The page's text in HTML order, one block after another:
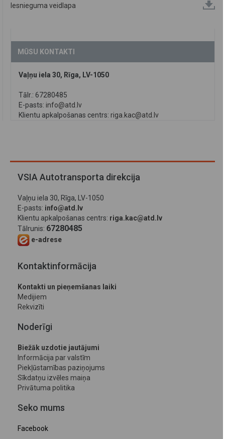
Iesnieguma veidlapa
MŪSU KONTAKTI
Vaļņu iela 30, Rīga, LV-1050
Tālr.: 67280485
E-pasts: info@atd.lv
Klientu apkalpošanas centrs: riga.kac@atd.lv
VSIA Autotransporta direkcija
Vaļņu iela 30, Rīga, LV-1050
E-pasts: info@atd.lv
Klientu apkalpošanas centrs: riga.kac@atd.lv
Tālrunis: 67280485
e-adrese
Kontaktinformācija
Kontakti un pieņemšanas laiki
Medijiem
Rekvizīti
Noderīgi
Biežāk uzdotie jautājumi
Informācija par valstīm
Piekļūstamības paziņojums
Sīkdatņu izvēles maiņa
Privātuma politika
Seko mums
Facebook